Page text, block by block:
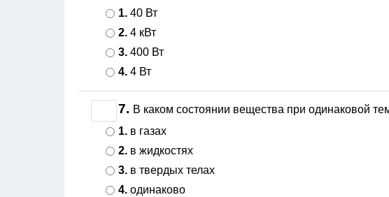
1. 40 Вт
2. 4 кВт
3. 400 Вт
4. 4 Вт
7. В каком состоянии вещества при одинаковой
1. в газах
2. в жидкостях
3. в твердых телах
4. одинаково